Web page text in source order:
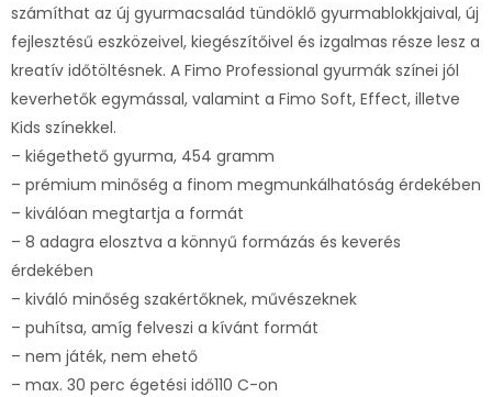
számíthat az új gyurmacsalád tündöklő gyurmablokkjaival, új
fejlesztésű eszközeivel, kiegészítőivel és izgalmas része lesz a
kreatív időtöltésnek. A Fimo Professional gyurmák színei jól
keverhetők egymással, valamint a Fimo Soft, Effect, illetve
Kids színekkel.
– kiégethető gyurma, 454 gramm
– prémium minőség a finom megmunkálhatóság érdekében
– kiválóan megtartja a formát
– 8 adagra elosztva a könnyű formázás és keverés
érdekében
– kiváló minőség szakértőknek, művészeknek
– puhítsa, amíg felveszi a kívánt formát
– nem játék, nem ehető
– max. 30 perc égetési idő110 C-on